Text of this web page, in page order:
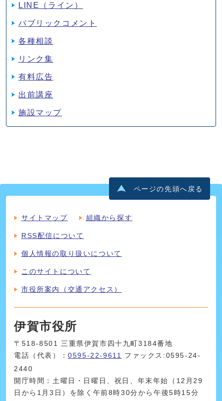
LINE（ライン）
パブリックコメント
各種相談
リンク集
有料広告
出前講座
施設マップ
ページの先頭へ戻る
サイトマップ 組織から探す
RSS配信について
個人情報の取り扱いについて
このサイトについて
市役所案内（交通アクセス）
伊賀市役所
〒518-8501 三重県伊賀市四十九町3184番地
電話（代表）：0595-22-9611
ファックス:0595-24-
2440
開庁時間：土曜日・日曜日、祝日、年末年始（12月29
日から1月3日）を除く午前8時30分から午後5時15分